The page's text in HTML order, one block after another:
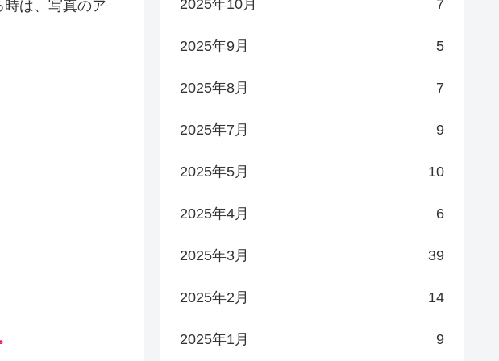
は、写真のア
2025年10月 7
2025年9月 5
2025年8月 7
2025年7月 9
2025年5月 10
2025年4月 6
2025年3月 39
2025年2月 14
2025年1月 9